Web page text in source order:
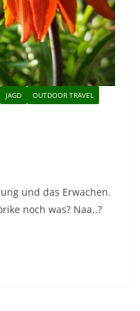
JAGD
OUTDOOR TRAVEL
und das Erwachen.
noch was? Naa..?